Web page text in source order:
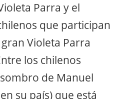
Parra y el
que participan
Violeta Parra
los chilenos
de Manuel
su país) que está